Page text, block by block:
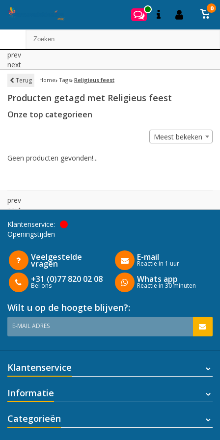
0
prev
next
Terug Home Tags Religieus feest
Producten getagd met Religieus feest
Onze top categorieen
Meest bekeken
Geen producten gevonden!...
prev
next
Klantenservice:
Openingstijden
Veelgestelde
vragen
+31 (0)77 820 02 08
Bel ons
E-mail
Reactie in 1 uur
Whats app
Reactie in 30 minuten
Wilt u op de hoogte blijven?:
E-MAIL ADRES
Klantenservice
Informatie
Categorieën